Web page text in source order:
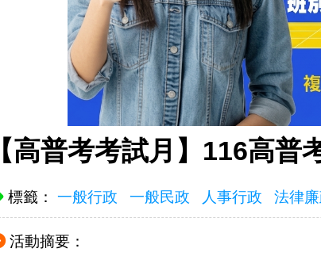
【高普考考試月】116高普
標籤： 一般行政 一般民政 人事行政 法律
活動摘要：